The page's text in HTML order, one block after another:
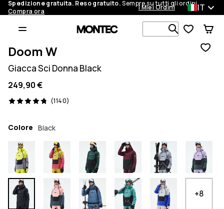
Spedizione gratuita. Reso gratuito.Sempre su tutti gli ordini.
Compra ora
I Miei Ordini IT
Cerca tra 1
Doom W
Giacca Sci Donna Black
249,90 €
(1140)
1140 recensioni, 4.8/5
Colore Black
+8